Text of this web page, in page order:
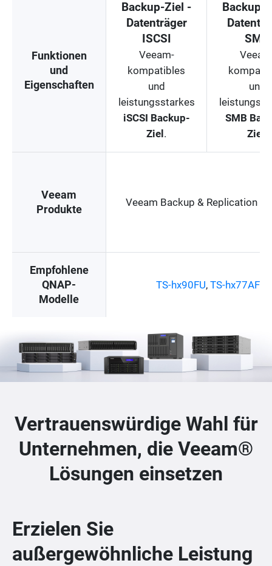
Funktionen
und
Eigenschaften
Backup-Ziel -
Datenträger
ISCSI
Veeam-
kompatibles
und
leistungsstarkes
iSCSI Backup-
Ziel .
Backup-
SMB
und
SMB
Ziel
Veeam
Produkte
Veeam Backup & Replication
Empfohlene
QNAP-
Modelle
TS-hx90FU, TS-hx77AFU
Vertrauenswürdige Wahl für
Unternehmen, die Veeam®
Lösungen einsetzen
Erzielen Sie
außergewöhnliche Leistung